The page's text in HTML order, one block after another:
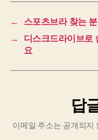
←
스포츠브라 찾는
→
디스크드라이브로
요
답
이메일 주소는 공개되지